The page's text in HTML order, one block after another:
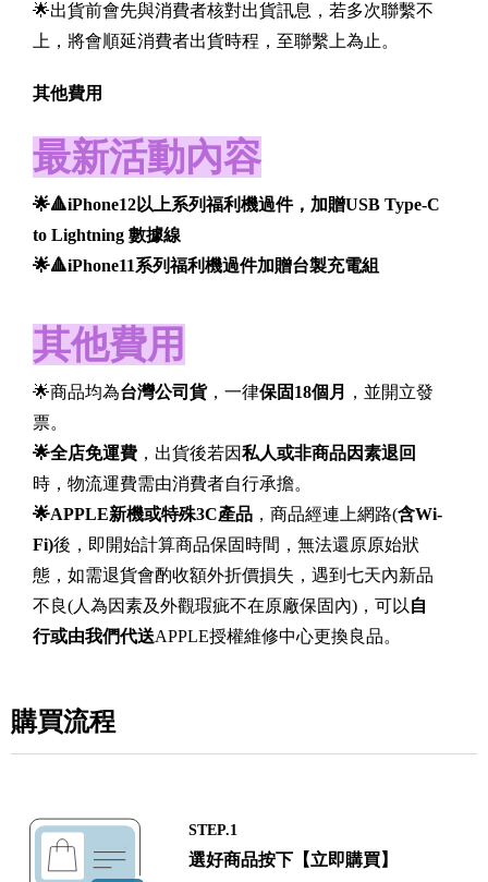
🌟出貨前會先與消費者核對出貨訊息，若多次聯繫不
上，將會順延消費者出貨時程，至聯繫上為止。
其他費用
最新活動內容
🌟🔺iPhone12以上系列福利機過件，加贈USB Type-C
to Lightning 數據線
🌟🔺iPhone11系列福利機過件加贈台製充電組
其他費用
🌟商品均為台灣公司貨，一律保固18個月
，並開立發
票。
🌟全店免運費 ，出貨後若因私人或非商品因素退回
時，物流運費需由消費者自行承擔。
🌟APPLE新機或特殊3C產品 ，商品經連上網路(含Wi-
Fi)後，即開始計算商品保固時間，無法還原原始狀
態，如需退貨會酌收額外折價損失，遇到七天內新品
不良(人為因素及外觀瑕疵不在原廠保固內)，可以 自
行或由我們代送APPLE授權維修中心更換良品。
購買流程
STEP.1
選好商品按下【立即購買】